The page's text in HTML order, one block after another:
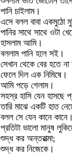
পানি চাইলাম।
এসে বলল বাবা একমুঠো
পানির সাথে সাথে ওটা
হাসলাম আমি।
বললাম পানি হলে সই।
সেখান থেকে বের হতে
ফেলে দিল এক নিমিষে।
আমি পড়ে গেলাম।
সহস্র হাসি যেন হাসছে
তারি মাঝে একটি হাত
বলল সে যেন কানে কানে।
প্রতিটা ভালো মানুষ
শুদ্ধ কর অন্তরাত্মা;
শুদ্ধ কর নিজেকে।